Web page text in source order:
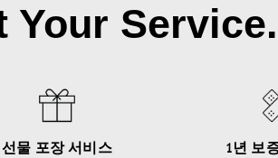
Your Service.
선물 포장 서비스
1년 보